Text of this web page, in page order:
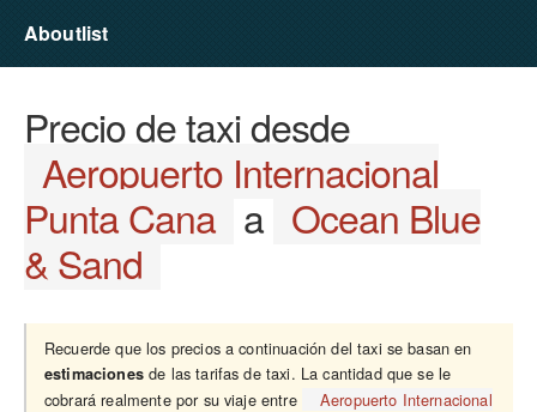
Aboutlist
Precio de taxi desde
Aeropuerto Internacional
Punta Cana a Ocean Blue
& Sand
Recuerde que los precios a continuación del taxi se basan en
estimacionesde las tarifas de taxi. La cantidad que se le
cobrará realmente por su viaje entre
Aeropuerto Internacional